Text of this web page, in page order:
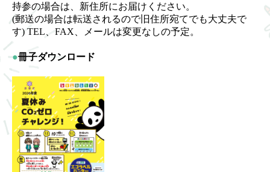
持参の場合は、新住所にお届けください。
(郵送の場合は転送されるので旧住所宛てでも大丈夫で
す) TEL、FAX、メールは変更なしの予定。
●冊子ダウンロード